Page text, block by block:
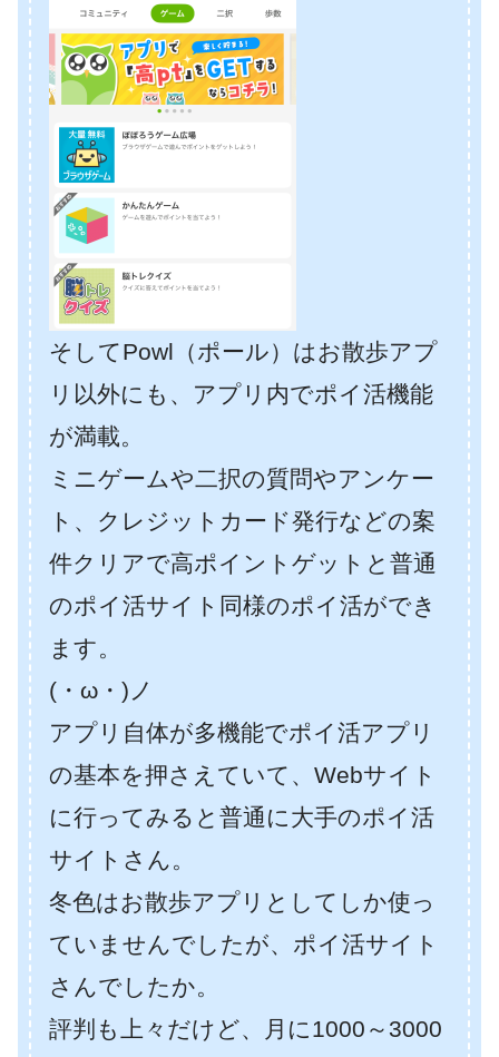
そしてPowl（ポール）はお散歩アプ
リ以外にも、アプリ内でポイ活機能
が満載。
ミニゲームや二択の質問やアンケー
ト、クレジットカード発行などの案
件クリアで高ポイントゲットと普通
のポイ活サイト同様のポイ活ができ
ます。
(・ω・)ノ
アプリ自体が多機能でポイ活アプリ
の基本を押さえていて、Webサイト
に行ってみると普通に大手のポイ活
サイトさん。
冬色はお散歩アプリとしてしか使っ
ていませんでしたが、ポイ活サイト
さんでしたか。
評判も上々だけど、月に1000～3000